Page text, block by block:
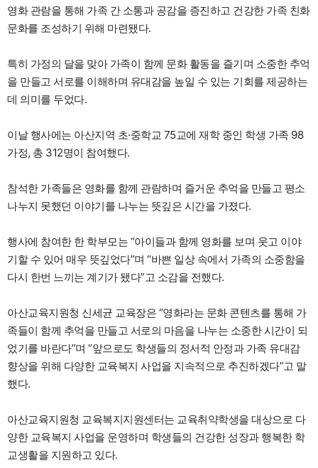
영화 관람을 통해 가족 간 소통과 공감을 증진하고 건강한 가족 친화
문화를 조성하기 위해 마련됐다.
특히 가정의 달을 맞아 가족이 함께 문화 활동을 즐기며 소중한 추억
을 만들고 서로를 이해하며 유대감을 높일 수 있는 기회를 제공하는
데 의미를 두었다.
이날 행사에는 아산지역 초·중학교 75교에 재학 중인 학생 가족 98
가정, 총 312명이 참여했다.
참석한 가족들은 영화를 함께 관람하며 즐거운 추억을 만들고 평소
나누지 못했던 이야기를 나누는 뜻깊은 시간을 가졌다.
행사에 참여한 한 학부모는 “아이들과 함께 영화를 보며 웃고 이야
기할 수 있어 매우 뜻깊었다”며 “바쁜 일상 속에서 가족의 소중함을
다시 한번 느끼는 계기가 됐다”고 소감을 전했다.
아산교육지원청 신세균 교육장은 “영화라는 문화 콘텐츠를 통해 가
족들이 함께 추억을 만들고 서로의 마음을 나누는 소중한 시간이 되
었기를 바란다”며 “앞으로도 학생들의 정서적 안정과 가족 유대감
향상을 위해 다양한 교육복지 사업을 지속적으로 추진하겠다”고 말
했다.
아산교육지원청 교육복지지원센터는 교육취약학생을 대상으로 다
양한 교육복지 사업을 운영하며 학생들의 건강한 성장과 행복한 학
교생활을 지원하고 있다.